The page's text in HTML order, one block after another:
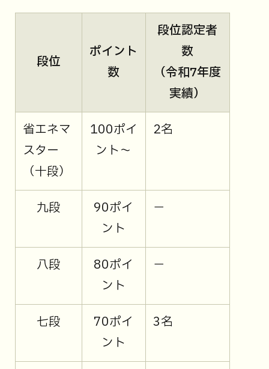
段位
ポイント
数
段位認定者
数
（令和7年度
実績）
省エネマ
スター
（十段）
100ポイ
ント～
2名
九段
90ポイ
ント
－
八段
80ポイ
ント
－
七段
70ポイ
ント
3名